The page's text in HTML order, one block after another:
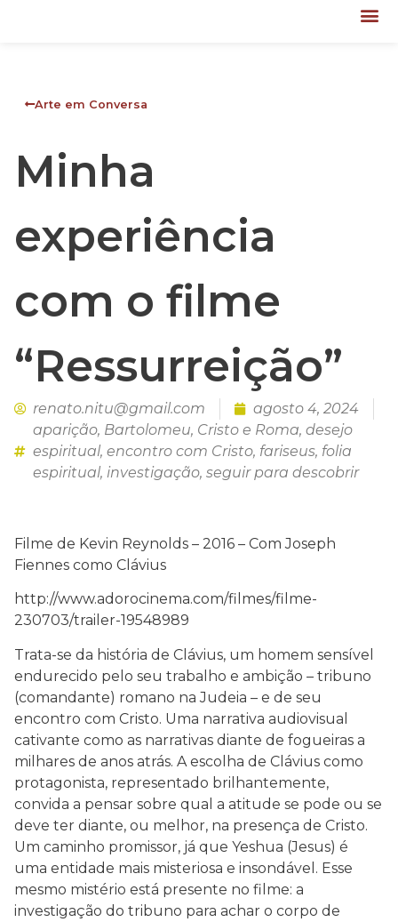
Arte em Conversa
Minha
experiência
com o filme
“Ressurreição”
renato.nitu@gmail.com
agosto 4, 2024
aparição, Bartolomeu, Cristo e Roma, desejo
espiritual, encontro com Cristo, fariseus, folia
espiritual, investigação, seguir para descobrir
Filme de Kevin Reynolds – 2016 – Com Joseph
Fiennes como Clávius
http://www.adorocinema.com/filmes/filme-
230703/trailer-19548989
Trata-se da história de Clávius, um homem sensível
endurecido pelo seu trabalho e ambição – tribuno
(comandante) romano na Judeia – e de seu
encontro com Cristo. Uma narrativa audiovisual
cativante como as narrativas diante de fogueiras a
milhares de anos atrás. A escolha de Clávius como
protagonista, representado brilhantemente,
convida a pensar sobre qual a atitude se pode ou se
deve ter diante, ou melhor, na presença de Cristo.
Um caminho promissor, já que Yeshua (Jesus) é
uma entidade mais misteriosa e insondável. Esse
mesmo mistério está presente no filme: a
investigação do tribuno para achar o corpo de